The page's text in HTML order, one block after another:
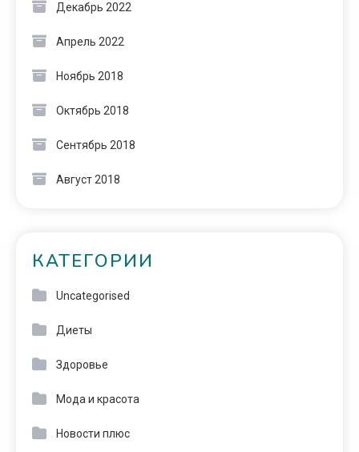
Декабрь 2022
Апрель 2022
Ноябрь 2018
Октябрь 2018
Сентябрь 2018
Август 2018
КАТЕГОРИИ
Uncategorised
Диеты
Здоровье
Мода и красота
Новости плюс